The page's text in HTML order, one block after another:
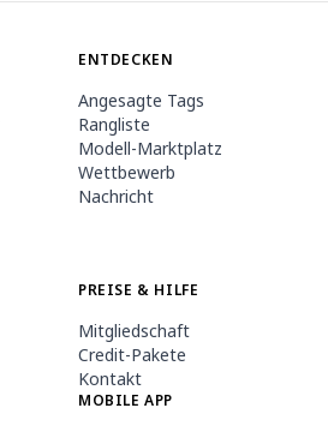
ENTDECKEN
Angesagte Tags
Rangliste
Modell-Marktplatz
Wettbewerb
Nachricht
PREISE & HILFE
Mitgliedschaft
Credit-Pakete
Kontakt
MOBILE APP